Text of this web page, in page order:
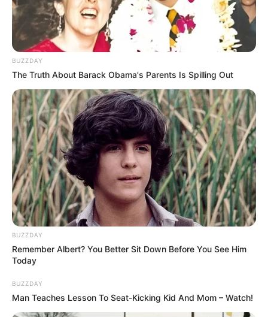
Tahir Budaqov olub. O, dövlət başçısının Sərəncamı ilə
Nəsimi rayonunun icra başçısı təyin edilib.
HƏMÇININ OXUYUN
Yeni təyin olunan müavin KİMDİR? —
Pensiya alanlara ŞAD xəbər -Tarix açıqlandı
Azərbaycanda faciə: Ərlə arvadın meyiti tapıldı
6 avqustda bizi nələr gözləyir? —ULDUZ FALI
3
Xəbər xoşunuza gəldi? Sosial şəbəkələrdə paylaşın
BUZZDAY
The Truth About Barack Obama's Parents Is Spilling Out
BUZZDAY
Remember Albert? You Better Sit Down Before You See Him
Today
BUZZDAY
Man Teaches Lesson To Seat-Kicking Kid And Mom – Watch!